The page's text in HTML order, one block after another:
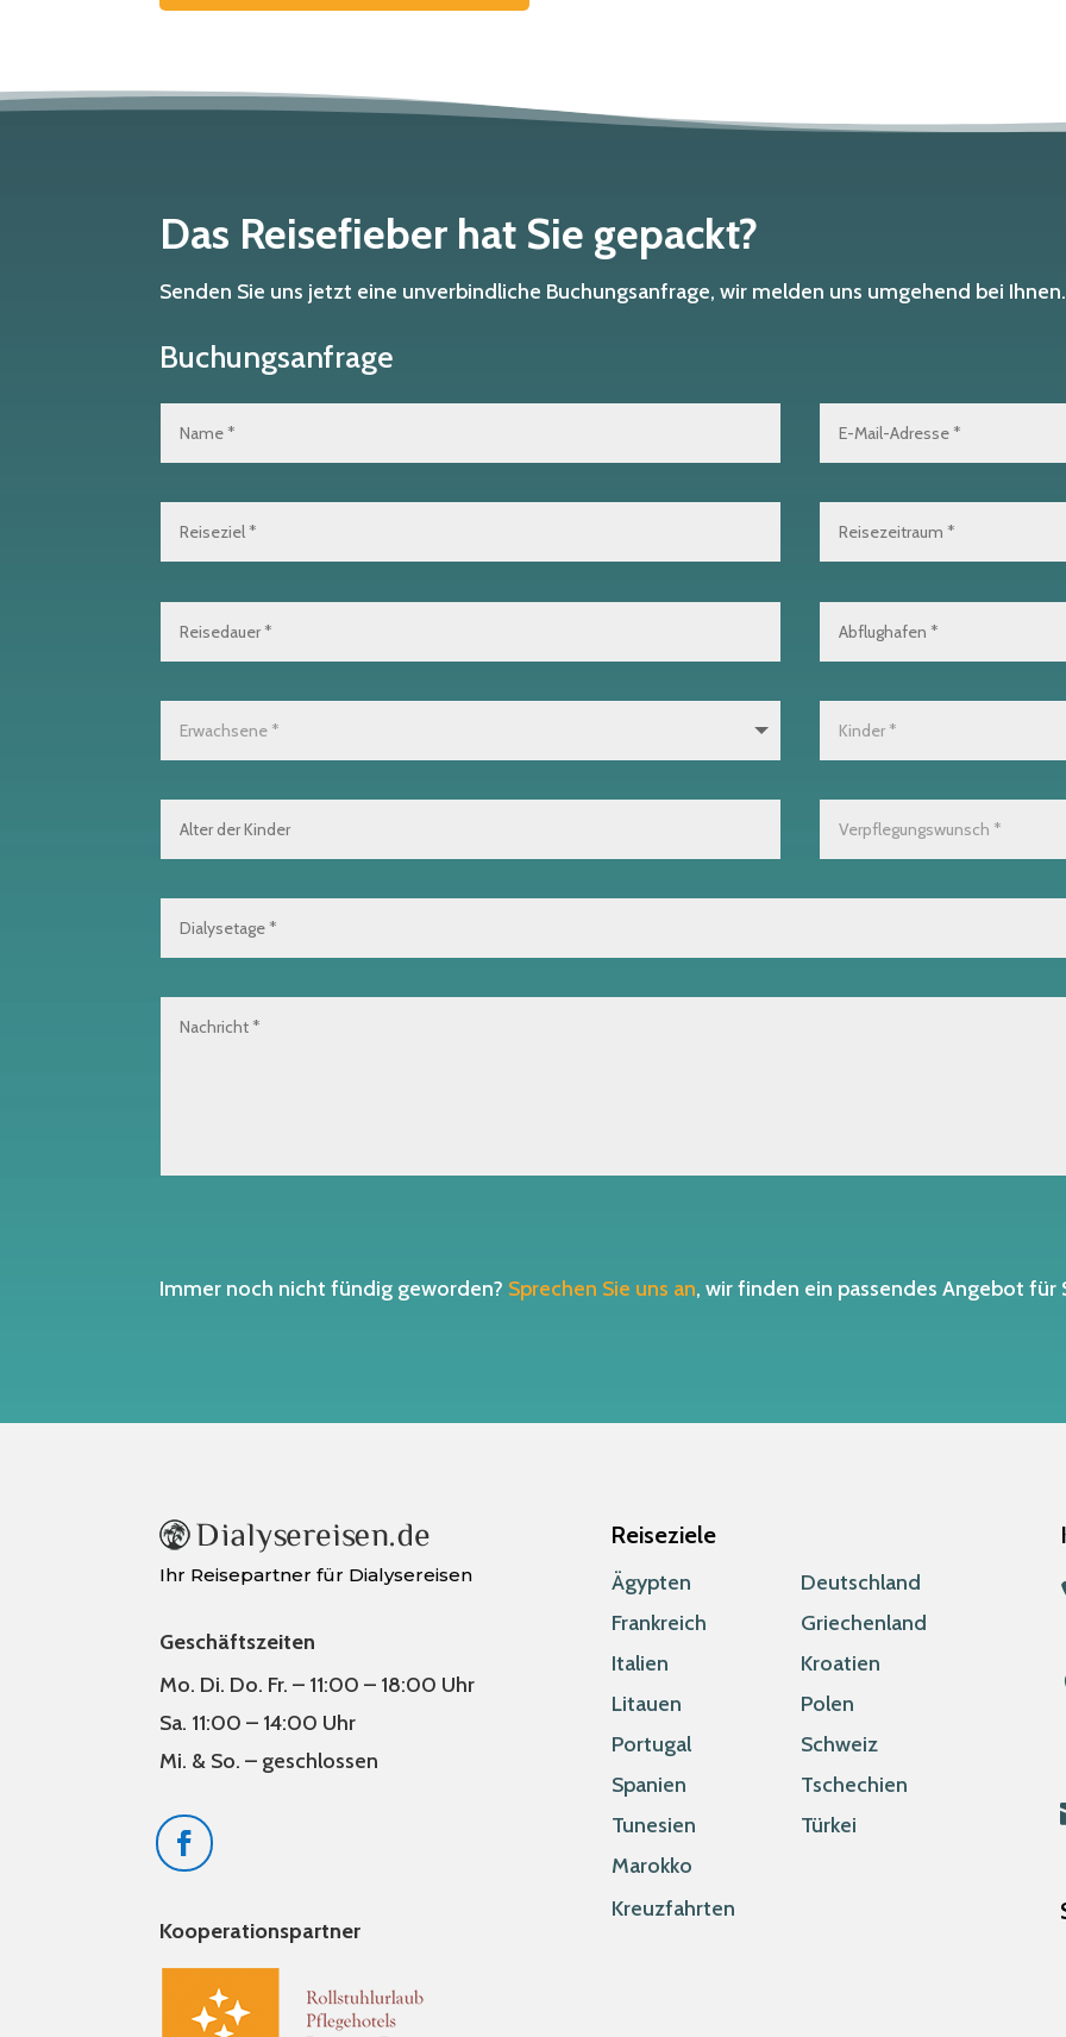
Das Reisefieber hat Sie gepackt?
Senden Sie uns jetzt eine unverbindliche Buchungsanfrage, wir melden uns umgehend bei Ihnen.
Buchungsanfrage
Immer noch nicht fündig geworden? Sprechen Sie uns an, wir finden ein passendes Angebot für
Ihr Reisepartner für Dialysereisen
Geschäftszeiten
Mo. Di. Do. Fr. – 11:00 – 18:00 Uhr
Sa. 11:00 – 14:00 Uhr
Mi. & So. – geschlossen
Kooperationspartner
Reiseziele
Ägypten
Deutschland
Frankreich
Griechenland
Italien
Kroatien
Litauen
Polen
Portugal
Schweiz
Spanien
Tschechien
Tunesien
Türkei
Marokko
Kreuzfahrten